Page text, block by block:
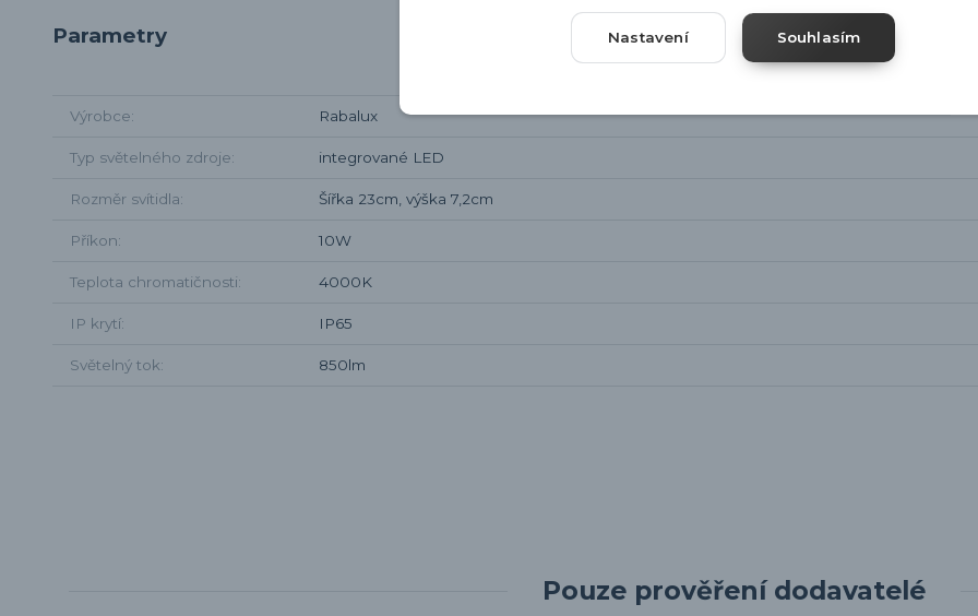
Parametry
Výrobce Rabalux
Typ světelného zdroje integrované LED
Rozměr svítidla Šířka 23cm, výška 7,2cm
Příkon 10W
Teplota chromatičnosti 4000K
IP krytí IP65
Světelný tok 850lm
Pouze prověření dodavatelé
Nastavení Souhlasím